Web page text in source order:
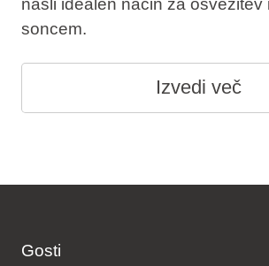
našli idealen način za osvežitev
soncem.
Izvedi več
Gosti